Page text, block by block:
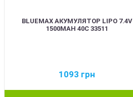
BLUEMAX АКУМУЛЯТОР LIPO 7.4V
1500MAH 40C 33511
1093 грн